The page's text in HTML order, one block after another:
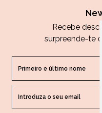
Recebe
surpreende-te